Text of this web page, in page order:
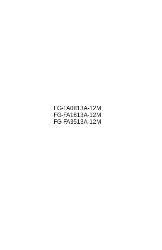
FG-FA0813A-12M
FG-FA1613A-12M
FG-FA3513A-12M